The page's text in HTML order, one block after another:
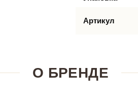
Артикул
О БРЕНДЕ